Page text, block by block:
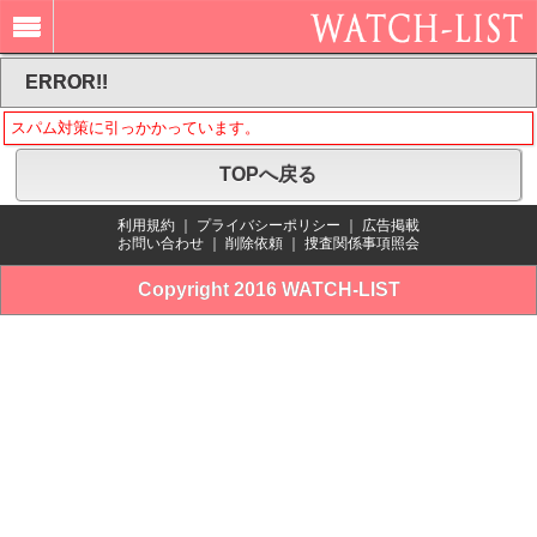
ERROR!!
スパム対策に引っかかっています。
TOPへ戻る
利用規約 プライバシーポリシー
広告掲載
お問い合わせ
削除依頼 捜査関係事項照会
Copyright 2016 WATCH-LIST